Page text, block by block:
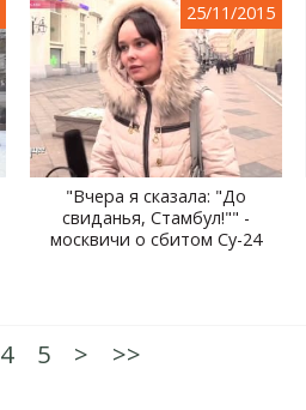
25/11/2015
"Вчера я сказала: "До
свиданья, Стамбул!"" -
москвичи о сбитом Су-24
4 5 > >>